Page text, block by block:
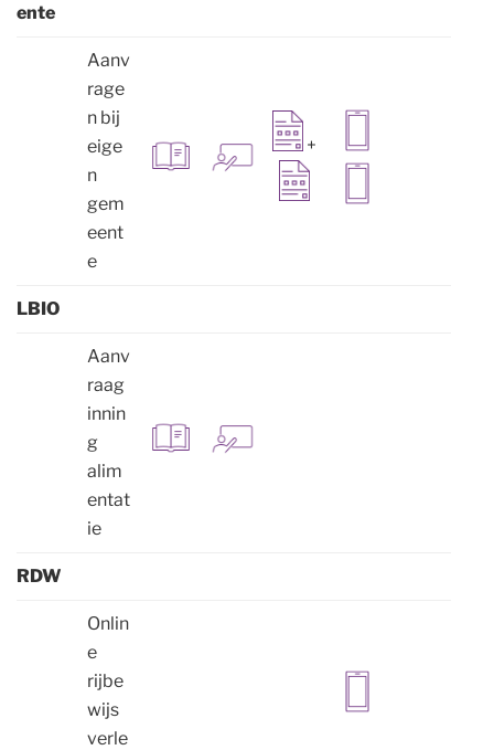
ente
Aanv
rage
n bij
eige
n
gem
eent
e
+
LBIO
Aanv
raag
innin
g
alim
entat
ie
RDW
Onlin
e
rijbe
wijs
verle